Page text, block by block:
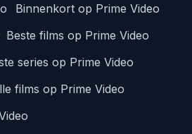
Binnenkort op Prime Video
Beste films op Prime Video
series op Prime Video
films op Prime Video